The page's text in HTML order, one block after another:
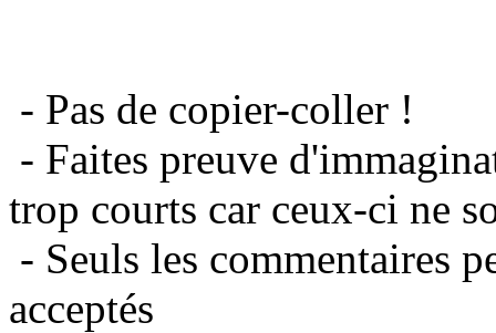
- Pas de copier-coller !
- Faites preuve
trop courts car ceux-ci ne
- Seuls les commentaires
acceptés